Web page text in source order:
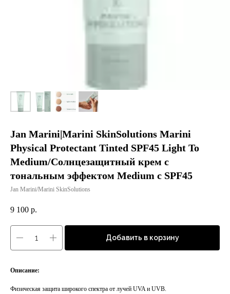
Jan Marini|Marini SkinSolutions Marini
Physical Protectant Tinted SPF45 Light To
Medium/Солнцезащитный крем с
тональным эффектом Medium c SPF45
Jan Marini/Marini SkinSolutions
9 100 р.
Добавить в корзину
Описание:
Физическая защита широкого спектра от лучей UVA и UVB.